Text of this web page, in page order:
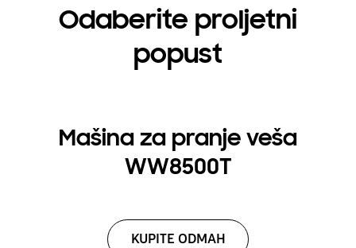
Odaberite proljetni
popust
Mašina za pranje veša
WW8500T
KUPITE ODMAH